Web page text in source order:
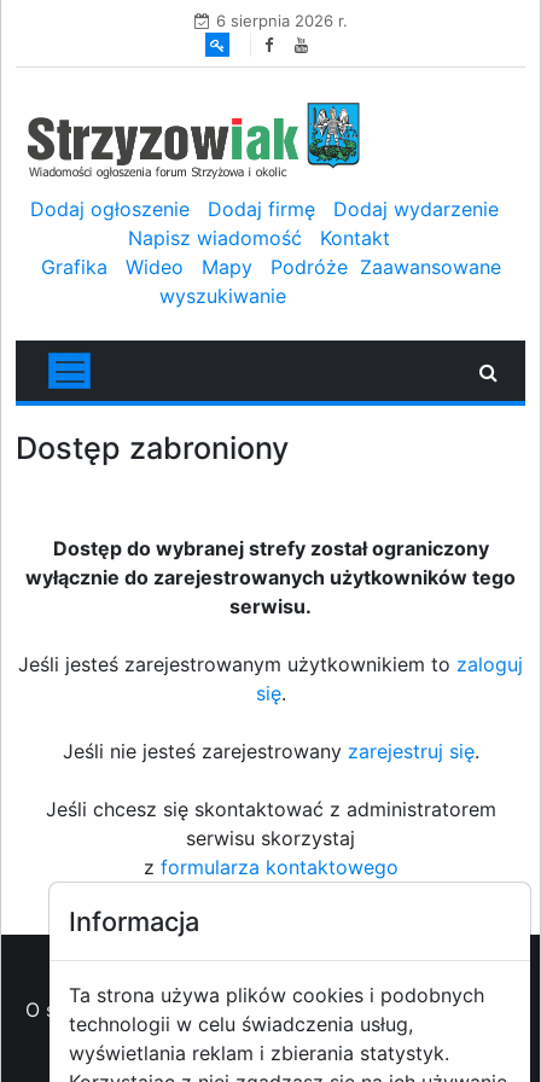
6 sierpnia 2026 r.
Dodaj ogłoszenie Dodaj firmę
Dodaj wydarzenie
Napisz wiadomość
Kontakt
Grafika
Wideo Mapy Podróże Zaawansowane
wyszukiwanie
Dostęp zabroniony
Dostęp do wybranej strefy został ograniczony
wyłącznie do zarejestrowanych użytkowników tego
serwisu.
Jeśli jesteś zarejestrowanym użytkownikiem to zaloguj
się.
Jeśli nie jesteś zarejestrowany zarejestruj się.
Jeśli chcesz się skontaktować z administratorem
serwisu skorzystaj
z formularza kontaktowego
O strzyzowiak.pl-Reklama-Pomoc (FAQ)-Patronat
medialny - Prawa autorskie- Redakcja i
kontakt -Współpraca z mediami
Informacja
Ta strona używa plików cookies i podobnych
technologii w celu świadczenia usług,
wyświetlania reklam i zbierania statystyk.